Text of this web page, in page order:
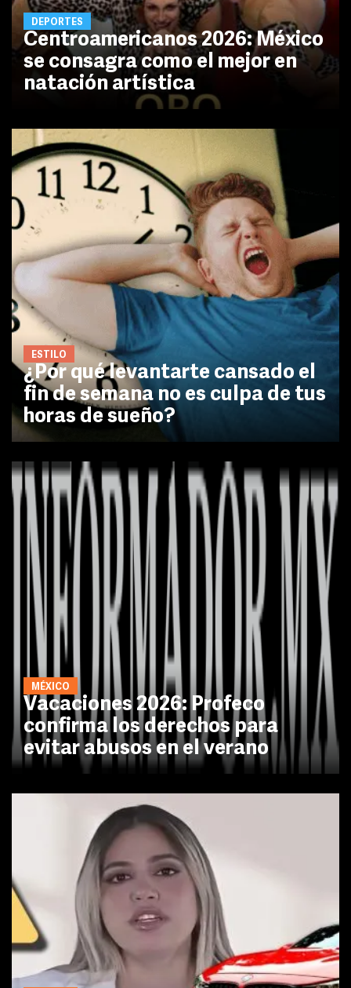
DEPORTES
Centroamericanos 2026: México
se consagra como el mejor en
natación artística
ESTILO
¿Por qué levantarte cansado el
fin de semana no es culpa de tus
horas de sueño?
MÉXICO
Vacaciones 2026: Profeco
confirma los derechos para
evitar abusos en el verano